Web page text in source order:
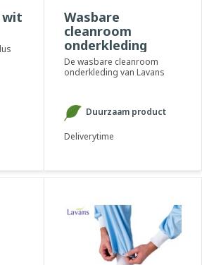
wit
Wasbare
cleanroom
onderkleding
De wasbare cleanroom
onderkleding van Lavans
Duurzaam product
Deliverytime